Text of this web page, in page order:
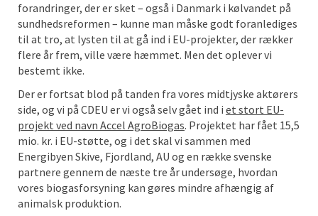
forandringer, der er sket – også i Danmark i kølvandet på
sundhedsreformen – kunne man måske godt foranlediges
til at tro, at lysten til at gå ind i EU-projekter, der rækker
flere år frem, ville være hæmmet. Men det oplever vi
bestemt ikke.
Der er fortsat blod på tanden fra vores midtjyske aktørers
side, og vi på CDEU er vi også selv gået ind i et stort EU-
projekt ved navn Accel AgroBiogas. Projektet har fået 15,5
mio. kr. i EU-støtte, og i det skal vi sammen med
Energibyen Skive, Fjordland, AU og en række svenske
partnere gennem de næste tre år undersøge, hvordan
vores biogasforsyning kan gøres mindre afhængig af
animalsk produktion.